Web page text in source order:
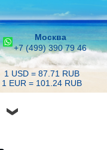
Москва
+7 (499) 390 79 46
1 USD = 87.71 RUB
1 EUR = 101.24 RUB